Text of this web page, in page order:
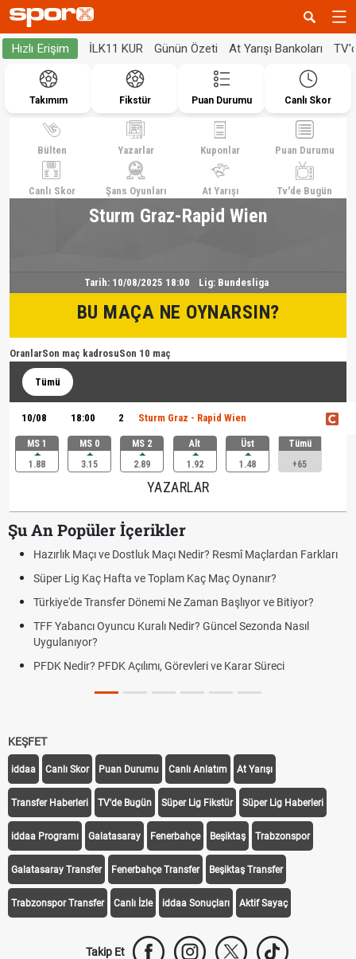
Hızlı Erişim İLK11 KUR Günün Özeti At Yarışı Bankoları
Takımım Fikstür Puan Durumu Canlı Skor
Bülten Yazarlar Kuponlar Puan Durumu
Canlı Skor Şans Oyunları At Yarışı Tv'de Bugün
Sturm Graz-Rapid Wien
Tarih: 10/08/2025 18:00 Lig: Bundesliga
BU MAÇA NE OYNARSIN?
OranlarSon maç kadrosuSon 10 maç
Tümü
10/08 18:00 2 Sturm Graz - Rapid Wien
MS 1
1.88
MS 0
3.15
MS 2
2.89
Alt
1.92
Üst
1.48
Tümü
+65
YAZARLAR
Şu An Popüler İçerikler
Hazırlık Maçı ve Dostluk Maçı Nedir? Resmî Maçlardan Farkları
Süper Lig Kaç Hafta ve Toplam Kaç Maç Oynanır?
Türkiye'de Transfer Dönemi Ne Zaman Başlıyor ve Bitiyor?
TFF Yabancı Oyuncu Kuralı Nedir? Güncel Sezonda Nasıl
Uygulanıyor?
PFDK Nedir? PFDK Açılımı, Görevleri ve Karar Süreci
KEŞFET
iddaa Canlı Skor Puan Durumu Canlı Anlatım At Yarışı
Transfer Haberleri TV'de Bugün Süper Lig Fikstür Süper Lig Haberleri
iddaa Programı Galatasaray Fenerbahçe Beşiktaş Trabzonspor
Galatasaray Transfer Fenerbahçe Transfer Beşiktaş Transfer
Trabzonspor Transfer Canlı İzle iddaa Sonuçları Aktif Sayaç
Takip Et